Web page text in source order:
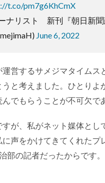
t.co/pm7g6KhCmX
ナリスト 新刊『朝日新聞
June 6, 2022
営するサメジマタイムス
と考えました。ひとりよ
でもらうことが不可欠で
が、私がネット媒体とし
声をかけてきてくれたプ
部の記者だったからです。